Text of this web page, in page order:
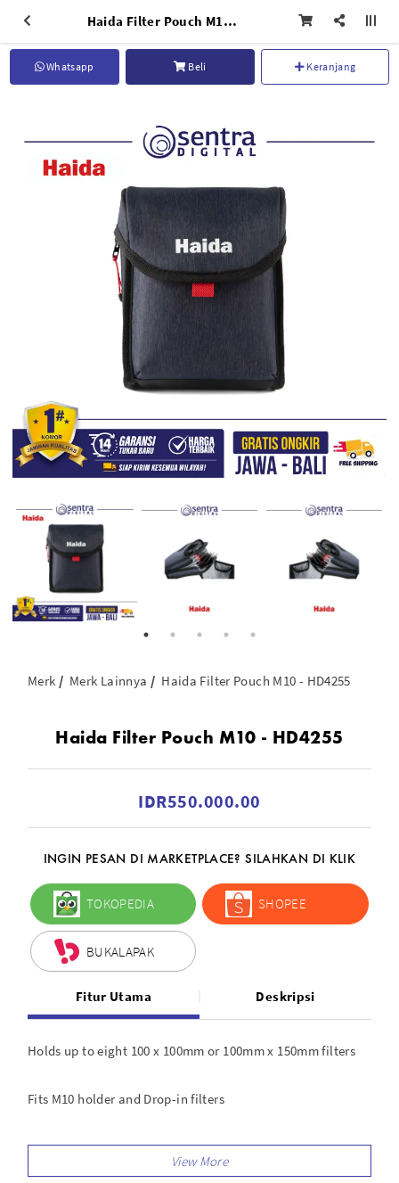
Haida Filter Pouch M10 - HD4255
Whatsapp Beli Keranjang
Merk Merk Lainnya Haida Filter Pouch M10 - HD4255
Haida Filter Pouch M10 - HD4255
IDR550.000.00
INGIN PESAN DI MARKETPLACE? SILAHKAN DI KLIK
TOKOPEDIA SHOPEE
BUKALAPAK
Fitur Utama Deskripsi
Holds up to eight 100 x 100mm or 100mm x 150mm filters
Fits M10 holder and Drop-in filters
Accommodates 4 adapter rings